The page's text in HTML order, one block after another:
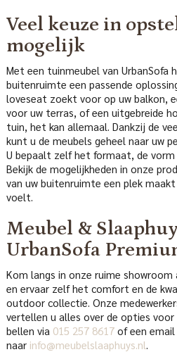
Veel keuze in
mogelijk
Met een tuinmeubel van UrbanSofa
buitenruimte een passende
loveseat zoekt voor op uw balkon,
voor uw terras, of een uitgebreide
tuin, het kan allemaal. Dankzij de
kunt u de meubels geheel naar uw
U bepaalt zelf het formaat, de
Bekijk de mogelijkheden in onze
van uw buitenruimte een plek
voelt.
Meubel &
UrbanSofa
Kom langs in onze ruime showroom
en ervaar zelf het comfort en de
outdoor collectie. Onze
vertellen u alles over de opties
bellen via 015 257 8617of een email
naar info@meubelslaaphuys.nl